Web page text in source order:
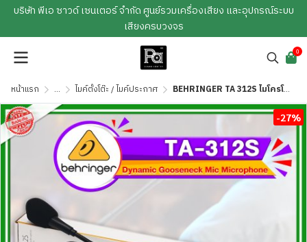
บริษัท พีเอ ซาวด์ เซนเตอร์ จำกัด ศูนย์รวมเครื่องเสียง และอุปกรณ์ระบบ
เสียงครบวงจร
0
หน้าแรก ... ไมค์ตั้งโต๊ะ / ไมค์ประกาศ BEHRINGER TA 312S ไมโครโฟนตั้งโต๊ะ ก้านไมค์คออ่อน ระดับมืออาชีพ สำหรับการถ่ายทอดเสียงพูดอย่างชัดเจน
-27%